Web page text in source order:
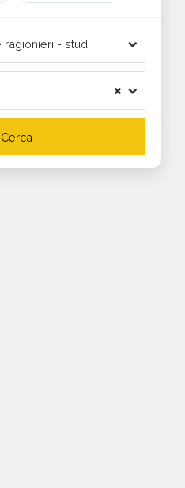
Cerca